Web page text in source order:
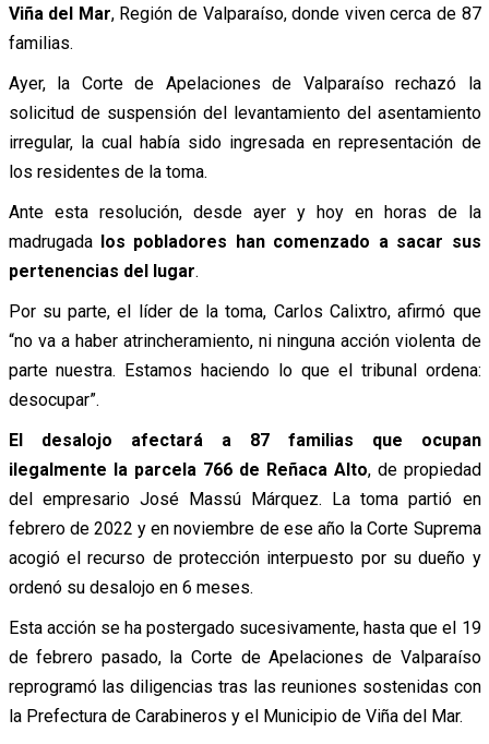
Viña del Mar, Región de Valparaíso, donde viven cerca de 87
familias.
Ayer, la Corte de Apelaciones de Valparaíso rechazó la
solicitud de suspensión del levantamiento del asentamiento
irregular, la cual había sido ingresada en representación de
los residentes de la toma.
Ante esta resolución, desde ayer y hoy en horas de la
madrugada los pobladores han comenzado a sacar sus
pertenencias del lugar.
Por su parte, el líder de la toma, Carlos Calixtro, afirmó que
“no va a haber atrincheramiento, ni ninguna acción violenta de
parte nuestra. Estamos haciendo lo que el tribunal ordena:
desocupar”.
El desalojo afectará a 87 familias que ocupan
ilegalmente la parcela 766 de Reñaca Alto, de propiedad
del empresario José Massú Márquez. La toma partió en
febrero de 2022 y en noviembre de ese año la Corte Suprema
acogió el recurso de protección interpuesto por su dueño y
ordenó su desalojo en 6 meses.
Esta acción se ha postergado sucesivamente, hasta que el 19
de febrero pasado, la Corte de Apelaciones de Valparaíso
reprogramó las diligencias tras las reuniones sostenidas con
la Prefectura de Carabineros y el Municipio de Viña del Mar.